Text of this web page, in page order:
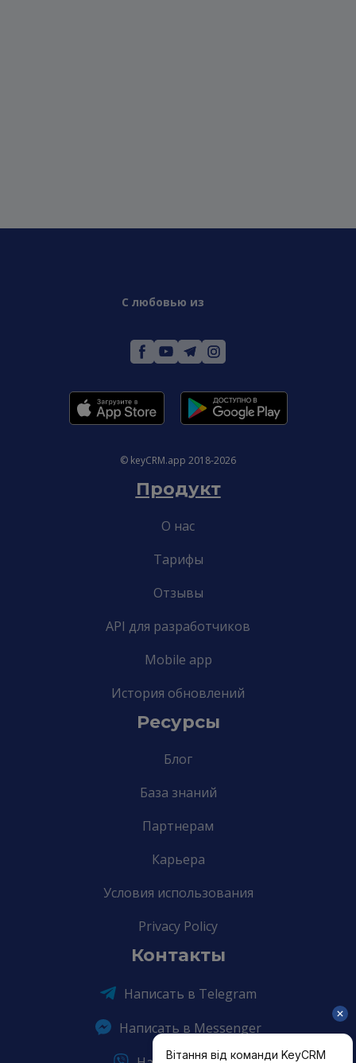
С любовью из
© keyCRM.app 2018-2026
Продукт
О нас
Тарифы
Отзывы
API для разработчиков
Mobile app
История обновлений
Ресурсы
Блог
База знаний
Партнерам
Карьера
Условия использования
Privacy Policy
Контакты
Написать в Telegram
Написать в Messenger